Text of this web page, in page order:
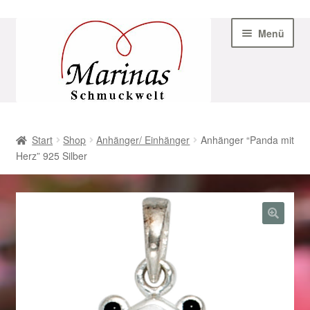
Navigation
Menü
AGB
Beispiel-Seite
Datenschutz
Geschenke zu Ostern 2023
Geschenke zu Ostern 2024
Start Shop Anhänger/ Einhänger
Anhänger “Panda mit
Herz” 925 Silber